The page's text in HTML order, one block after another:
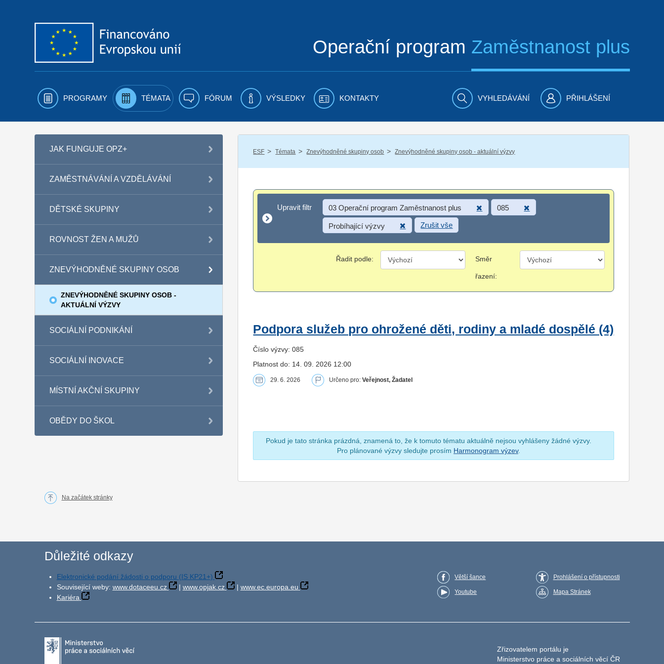
Operační program Zaměstnanost plus
PROGRAMY TÉMATA FÓRUM VÝSLEDKY KONTAKTY VYHLEDÁVÁNÍ PŘIHLÁŠENÍ
JAK FUNGUJE OPZ+
ZAMĚSTNÁVÁNÍ A VZDĚLÁVÁNÍ
DĚTSKÉ SKUPINY
ROVNOST ŽEN A MUŽŮ
ZNEVÝHODNĚNÉ SKUPINY OSOB
ZNEVÝHODNĚNÉ SKUPINY OSOB -
AKTUÁLNÍ VÝZVY
SOCIÁLNÍ PODNIKÁNÍ
SOCIÁLNÍ INOVACE
MÍSTNÍ AKČNÍ SKUPINY
OBĚDY DO ŠKOL
ESF / Témata / Znevýhodněné skupiny osob / Znevýhodněné skupiny osob - aktuální výzvy
Upravit filtr
Upravit filtr 03 Operační program Zaměstnanost plus 085
Probíhající výzvy Zrušit vše
Řadit podle: Směr
řazení:
Podpora služeb pro ohrožené děti, rodiny a mladé dospělé (4)
Číslo výzvy: 085
Platnost do: 14. 09. 2026 12:00
29. 6. 2026 Určeno pro:Veřejnost, Žadatel
Pokud je tato stránka prázdná, znamená to, že k tomuto tématu aktuálně nejsou vyhlášeny žádné výzvy.
Pro plánované výzvy sledujte prosím Harmonogram výzev.
Na začátek stránky
Důležité odkazy
Elektronické podání žádosti o podporu (IS KP21+)
Související weby: www.dotaceeu.cz | www.opjak.cz | www.ec.europa.eu
Kariéra
Větší šance
Youtube
Prohlášení o přístupnosti
Mapa Stránek
Zřizovatelem portálu je
Ministerstvo práce a sociálních věcí ČR